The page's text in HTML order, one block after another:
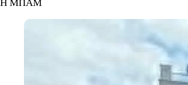
Η ΜΠΑΜ